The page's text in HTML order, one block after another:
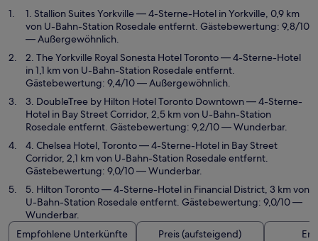
1. Stallion Suites Yorkville— 4-Sterne-Hotel in Yorkville, 0,9 km
von U-Bahn-Station Rosedale entfernt. Gästebewertung: 9,8/10
— Außergewöhnlich.
2. The Yorkville Royal Sonesta Hotel Toronto— 4-Sterne-Hotel
in 1,1 km von U-Bahn-Station Rosedale entfernt.
Gästebewertung: 9,4/10 — Außergewöhnlich.
3. DoubleTree by Hilton Hotel Toronto Downtown— 4-Sterne-
Hotel in Bay Street Corridor, 2,5 km von U-Bahn-Station
Rosedale entfernt. Gästebewertung: 9,2/10 — Wunderbar.
4. Chelsea Hotel, Toronto— 4-Sterne-Hotel in Bay Street
Corridor, 2,1 km von U-Bahn-Station Rosedale entfernt.
Gästebewertung: 9,0/10 — Wunderbar.
5. Hilton Toronto— 4-Sterne-Hotel in Financial District, 3 km von
U-Bahn-Station Rosedale entfernt. Gästebewertung: 9,0/10 —
Wunderbar.
Empfohlene Unterkünfte
Preis (aufsteigend)